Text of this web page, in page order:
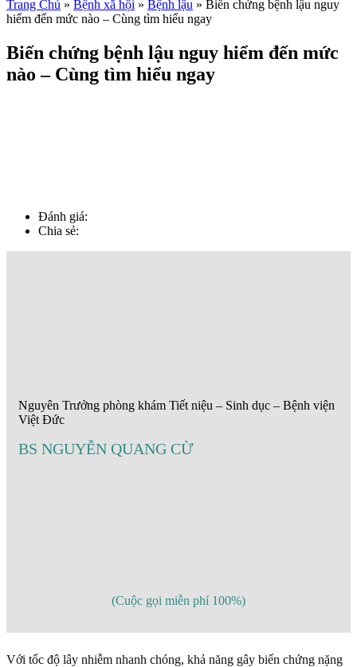
Trang Chủ » Bệnh xã hội » Bệnh lậu » Biến chứng bệnh lậu nguy
hiểm đến mức nào – Cùng tìm hiểu ngay
Biến chứng bệnh lậu nguy hiểm đến mức
nào – Cùng tìm hiểu ngay
Đánh giá:
Chia sẻ:
Nguyên Trưởng phòng khám Tiết niệu – Sinh dục – Bệnh viện
Việt Đức
BS NGUYỄN QUANG CỪ
(Cuộc gọi miễn phí 100%)
Với tốc độ lây nhiễm nhanh chóng, khả năng gây biến chứng nặng